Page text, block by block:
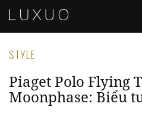
STYLE
Piaget Polo Flying
Moonphase: Biểu